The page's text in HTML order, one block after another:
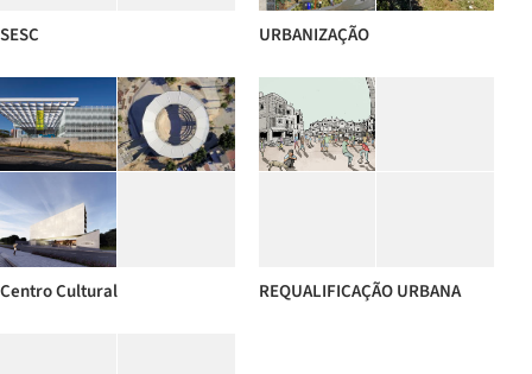
SESC URBANIZAÇÃO
Centro Cultural REQUALIFICAÇÃO URBANA